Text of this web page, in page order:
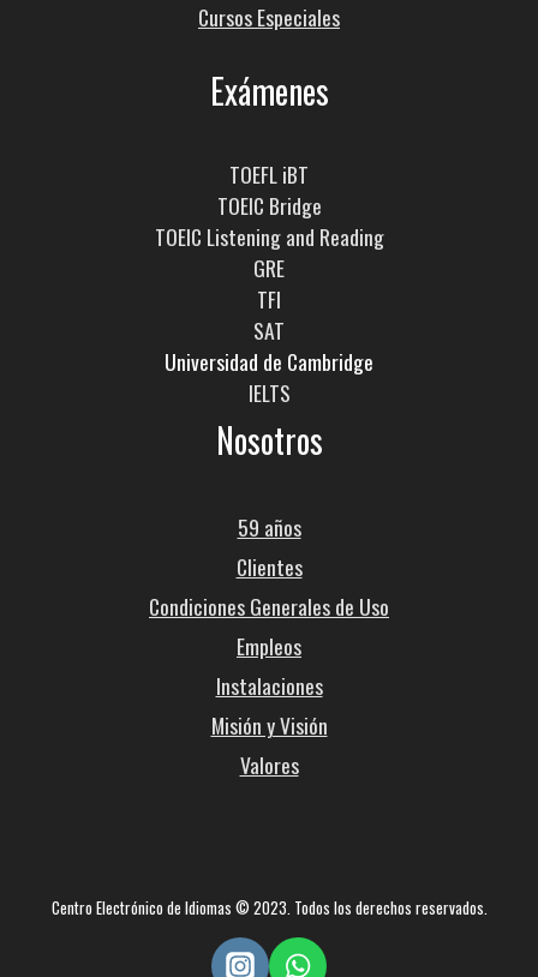
Cursos Especiales
Exámenes
TOEFL iBT
TOEIC Bridge
TOEIC Listening and Reading
GRE
TFI
SAT
Universidad de Cambridge
IELTS
Nosotros
59 años
Clientes
Condiciones Generales de Uso
Empleos
Instalaciones
Misión y Visión
Valores
Centro Electrónico de Idiomas © 2023. Todos los derechos reservados.